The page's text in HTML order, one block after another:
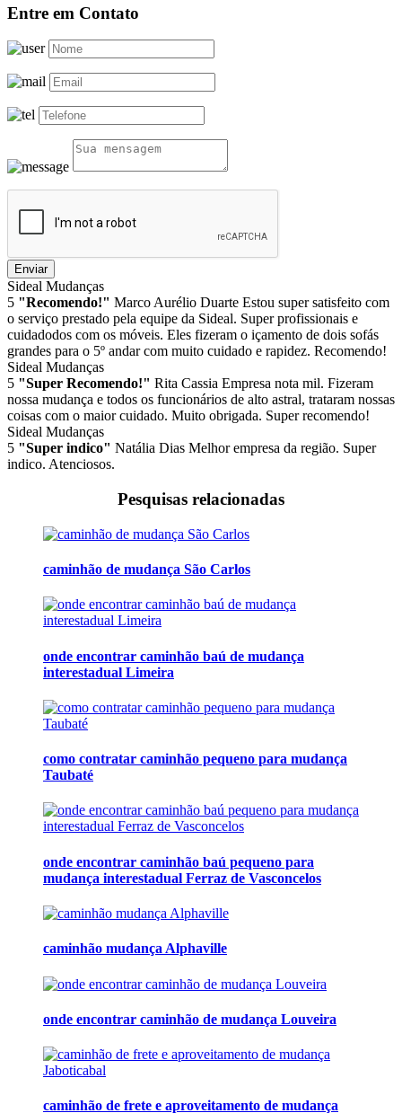
Entre em Contato
Enviar
Sideal Mudanças
5 "Recomendo!" Marco Aurélio Duarte Estou super satisfeito com
o serviço prestado pela equipe da Sideal. Super profissionais e
cuidadodos com os móveis. Eles fizeram o içamento de dois sofás
grandes para o 5º andar com muito cuidado e rapidez. Recomendo!
Sideal Mudanças
5 "Super Recomendo!" Rita Cassia Empresa nota mil. Fizeram
nossa mudança e todos os funcionários de alto astral, trataram nossas
coisas com o maior cuidado. Muito obrigada. Super recomendo!
Sideal Mudanças
5 "Super indico" Natália Dias Melhor empresa da região. Super
indico. Atenciosos.
Pesquisas relacionadas
caminhão de mudança São Carlos
onde encontrar caminhão baú de mudança
interestadual Limeira
como contratar caminhão pequeno para mudança
Taubaté
onde encontrar caminhão baú pequeno para
mudança interestadual Ferraz de Vasconcelos
caminhão mudança Alphaville
onde encontrar caminhão de mudança Louveira
caminhão de frete e aproveitamento de mudança